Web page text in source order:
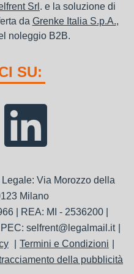
Srl . e la soluzione di
da Grenke Italia S.p.A.,
noleggio B2B.
SU:
Via Morozzo della
Milano
| REA: MI - 2536200 |
selfrent@legalmail.it
Termini e Condizioni
della pubblicità